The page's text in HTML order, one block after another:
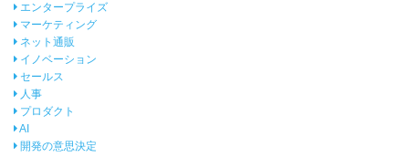
エンタープライズ
マーケティング
ネット通販
イノベーション
セールス
人事
プロダクト
AI
開発の意思決定